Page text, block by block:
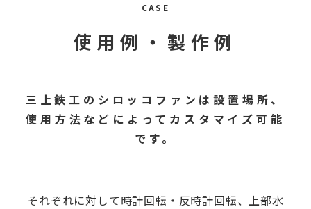
CASE
使用例・製作例
三上鉄工のシロッコファンは設置場所、
使用方法などによってカスタマイズ可能
です。
それぞれに対して時計回転・反時計回転、上部水